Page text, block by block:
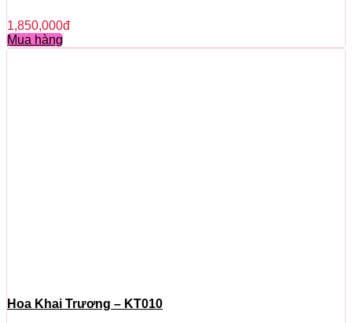
1,850,000đ
Mua hàng
Hoa Khai Trương – KT010